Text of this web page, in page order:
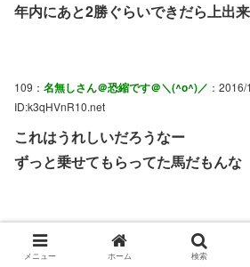
年内にあと2勝ぐらいできだら上出
109： 名無しさん＠恐縮です＠＼(^o^)／ ：
ID:k3qHVnR10.net
これはうれしいだろうなー
ずっと乗せてもらってた馬だもんな
110：名無しさん＠恐縮です＠＼(^o^)／
：
ID:k3qHVnR10.net
メニュー ホーム 検索